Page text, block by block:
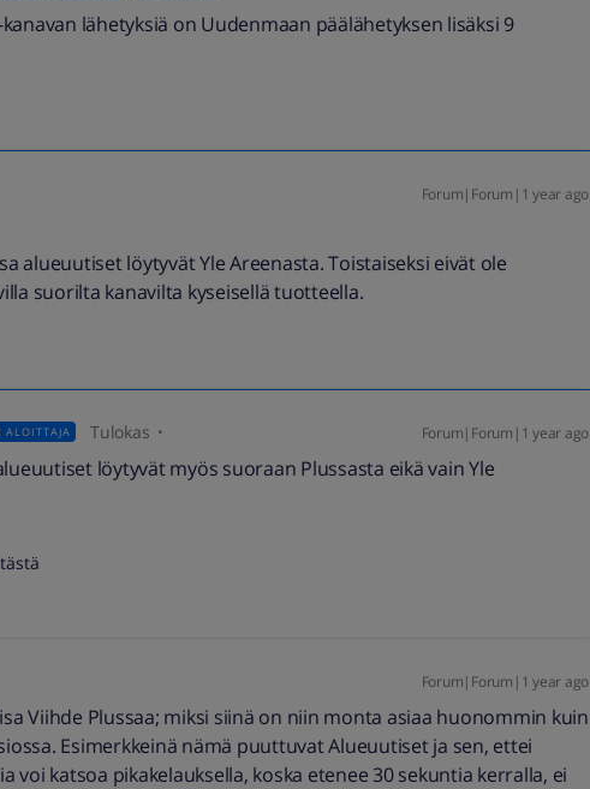
kanavan lähetyksiä on Uudenmaan päälähetyksen lisäksi 9
Forum|Forum|1 year ago
alueuutiset löytyvät Yle Areenasta. Toistaiseksi eivät ole
suorilta kanavilta kyseisellä tuotteella.
ALOITTAJA Tulokas Forum|Forum|1 year ago
löytyvät myös suoraan Plussasta eikä vain Yle
Forum|Forum|1 year ago
Viihde Plussaa; miksi siinä on niin monta asiaa huonommin kuin
Esimerkkeinä nämä puuttuvat Alueuutiset ja sen, ettei
voi katsoa pikakelauksella, koska etenee 30 sekuntia kerralla, ei